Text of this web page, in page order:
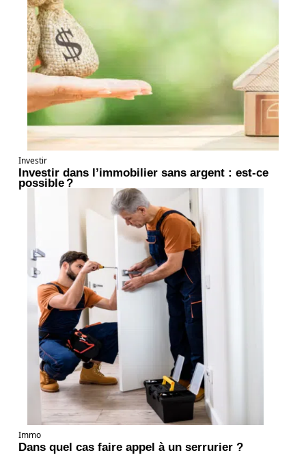
Investir
Investir dans l’immobilier sans argent : est-ce
possible ?
Immo
Dans quel cas faire appel à un serrurier ?